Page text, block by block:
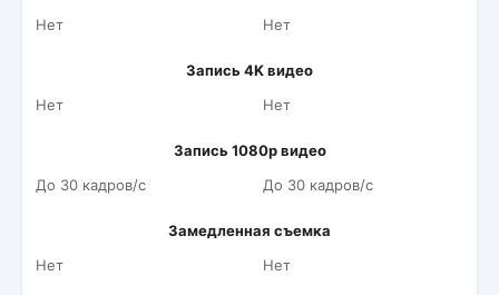
Нет
Нет
Запись 4K видео
Нет
Нет
Запись 1080p видео
До 30 кадров/c
До 30 кадров/c
Замедленная съемка
Нет
Нет